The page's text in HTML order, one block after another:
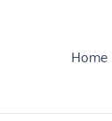
Home